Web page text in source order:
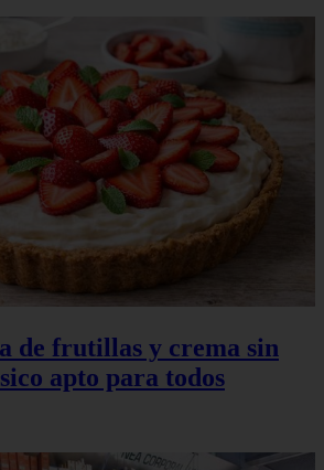
de frutillas y crema sin
apto para todos